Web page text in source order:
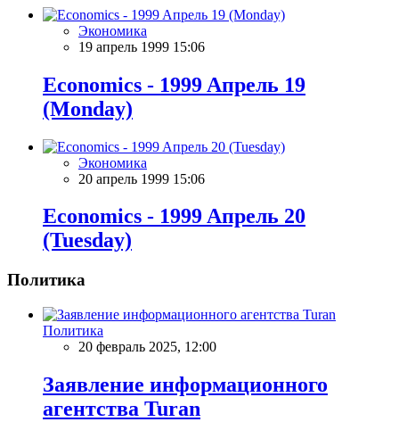
Экономика
19 апрель 1999 15:06
Economics - 1999 Aпрель 19
(Monday)
Экономика
20 апрель 1999 15:06
Economics - 1999 Aпрель 20
(Tuesday)
Политика
Политика
20 февраль 2025, 12:00
Заявление информационного
агентства Turan